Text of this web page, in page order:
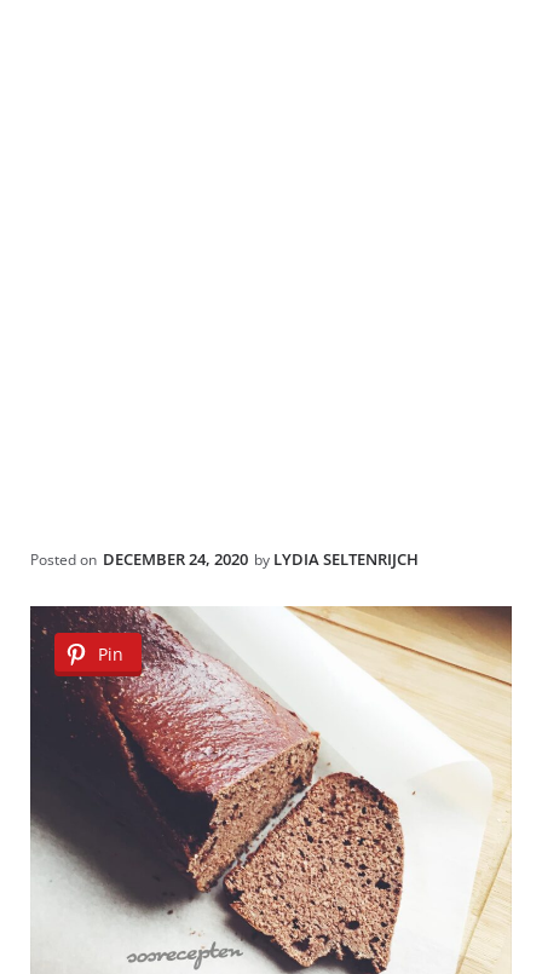
Posted on DECEMBER 24, 2020 by LYDIA SELTENRIJCH
Pin